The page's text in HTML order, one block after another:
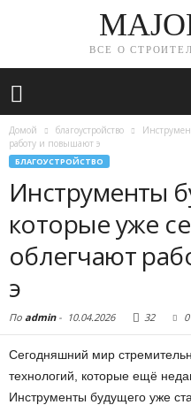
ВСЕ О
Домой благоустройство
работу и повышают э
БЛАГОУСТРОЙСТВО
Инструменты
которые уже
облегчают
э
По admin- 10.04.2026 32 0
Сегодняшний мир
технологий, которые ещё
Инструменты будущего уже